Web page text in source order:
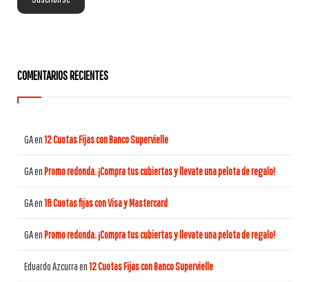
COMENTARIOS RECIENTES
GAen12 Cuotas Fijas con Banco Supervielle
GAenPromo redonda. ¡Compra tus cubiertas y llevate una pelota de regalo!
GAen18 Cuotas fijas con Visa y Mastercard
GAenPromo redonda. ¡Compra tus cubiertas y llevate una pelota de regalo!
Eduardo Azcurraen12 Cuotas Fijas con Banco Supervielle